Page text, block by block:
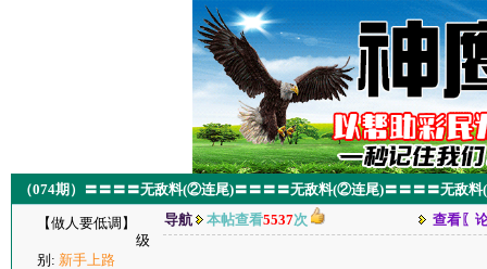
（074期）〓〓〓〓无敌料(②连尾)〓〓〓〓无敌料(②连尾)〓〓〓〓无敌
【做人要低调】
级
别: 新手上路
导航 本帖查看5537次 查看〖